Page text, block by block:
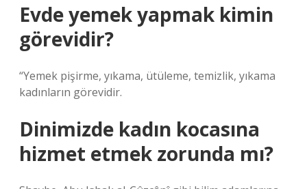
Evde yemek yapmak kimin
görevidir?
“Yemek pişirme, yıkama, ütüleme, temizlik, yıkama
kadınların görevidir.
Dinimizde kadın kocasına
hizmet etmek zorunda mı?